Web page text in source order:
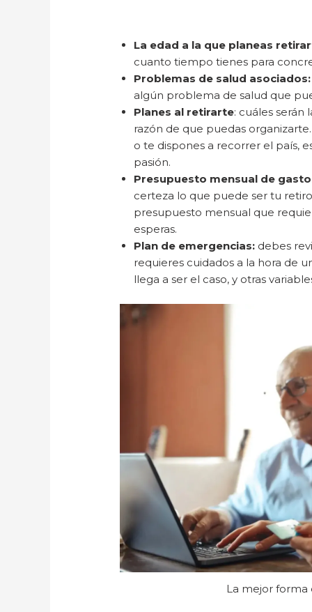
La edad a la que planeas
cuanto tiempo tienes para
Problemas de salud
algún problema de salud que
Planes al retirarte: cuáles serán
razón de que puedas
o te dispones a recorrer el país,
pasión.
Presupuesto mensual de
certeza lo que puede ser tu
presupuesto mensual que
esperas.
Plan de emergencias: debes
requieres cuidados a la hora de
llega a ser el caso, y otras
La mejor forma